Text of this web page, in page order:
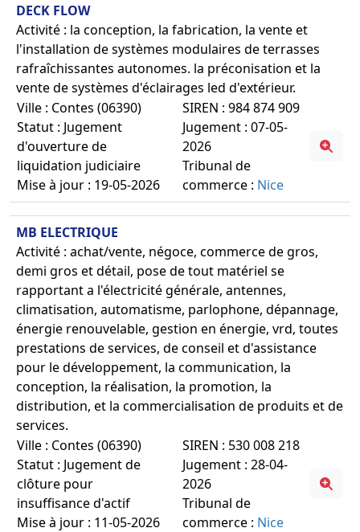
DECK FLOW
Activité : la conception, la fabrication, la vente et
l'installation de systèmes modulaires de terrasses
rafraîchissantes autonomes. la préconisation et la
vente de systèmes d'éclairages led d'extérieur.
Ville : Contes (06390)
Statut : Jugement
d'ouverture de
liquidation judiciaire
Mise à jour : 19-05-2026
SIREN : 984 874 909
Jugement : 07-05-
2026
Tribunal de
commerce : Nice
MB ELECTRIQUE
Activité : achat/vente, négoce, commerce de gros,
demi gros et détail, pose de tout matériel se
rapportant a l'électricité générale, antennes,
climatisation, automatisme, parlophone, dépannage,
énergie renouvelable, gestion en énergie, vrd, toutes
prestations de services, de conseil et d'assistance
pour le développement, la communication, la
conception, la réalisation, la promotion, la
distribution, et la commercialisation de produits et de
services.
Ville : Contes (06390)
Statut : Jugement de
clôture pour
insuffisance d'actif
Mise à jour : 11-05-2026
SIREN : 530 008 218
Jugement : 28-04-
2026
Tribunal de
commerce : Nice